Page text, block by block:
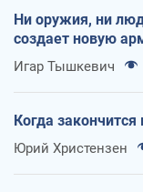
Ни оружия, ни
создает новую
Игар Тышкевич
Когда закончится
Юрий Христензен